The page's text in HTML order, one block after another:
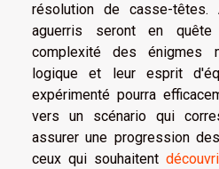
résolution de casse-
aguerris seront en
complexité des énigmes
logique et leur esprit
expérimenté pourra
vers un scénario qui
assurer une progression
ceux qui souhaitent